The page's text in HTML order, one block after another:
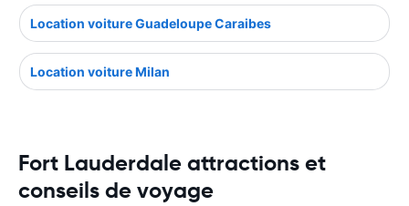
Location voiture Guadeloupe Caraibes
Location voiture Milan
Fort Lauderdale attractions et
conseils de voyage